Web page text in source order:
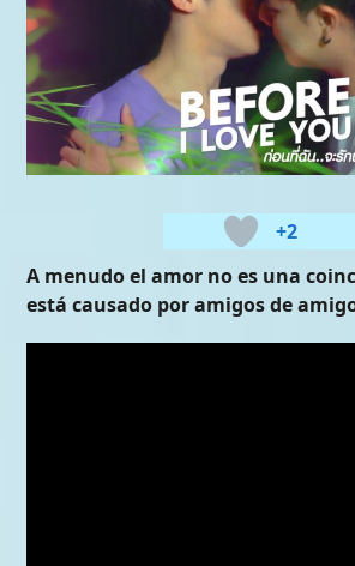
+2
A menudo el amor no es una
está causado por amigos de